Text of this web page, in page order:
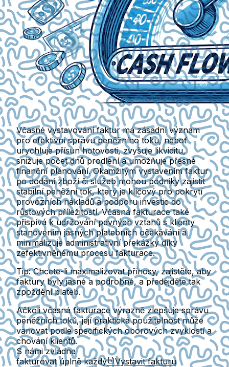
Včasné vystavování faktur má zásadní význam
pro efektivní správu peněžního toku, neboť
urychluje přísun hotovosti, zvyšuje likviditu,
snižuje počet dnů prodlení a umožňuje přesné
finanční plánování. Okamžitým vystavením faktur
po dodání zboží či služeb mohou podniky zajistit
stabilní peněžní tok, který je klíčový pro pokrytí
provozních nákladů a podporu investic do
růstových příležitostí. Včasná fakturace také
přispívá k udržovánípevných vztahů s klienty
stanovením jasných platebních očekávání a
minimalizuje administrativní překážky díky
zefektivněnému procesu fakturace.
Tip:Chcete-li maximalizovat přínosy, zajistěte, aby
faktury byly jasné a podrobné, a předejděte tak
zpoždění plateb.
Ačkoli včasná fakturace výrazně zlepšuje správu
peněžních toků, její praktická použitelnost může
variovat podle specifických oborových zvyklostí a
chování klientů.
S námi zvládne
fakturovat úplně každý
Vystavit fakturu